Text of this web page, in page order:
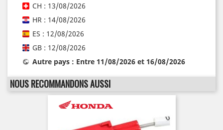
CH : 13/08/2026
HR : 14/08/2026
ES : 12/08/2026
GB : 12/08/2026
Autre pays : Entre 11/08/2026 et 16/08/2026
NOUS RECOMMANDONS AUSSI